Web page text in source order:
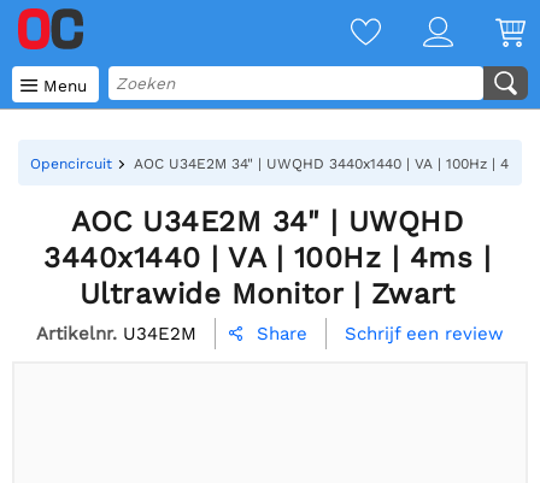
 Menu
Opencircuit AOC U34E2M 34" | UWQHD 3440x1440 | VA | 100Hz |
AOC U34E2M 34" | UWQHD
3440x1440 | VA | 100Hz | 4ms |
Ultrawide Monitor | Zwart
Artikelnr. U34E2M  Share Schrijf een review